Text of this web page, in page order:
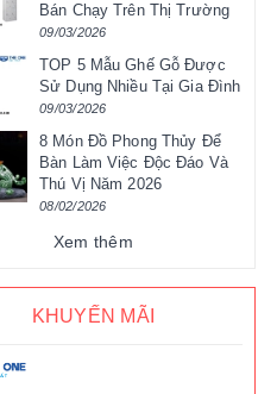
Bán Chạy Trên Thị Trường
09/03/2026
TOP 5 Mẫu Ghế Gỗ Được
Sử Dụng Nhiều Tại Gia Đình
09/03/2026
8 Món Đồ Phong Thủy Để
Bàn Làm Việc Độc Đáo Và
Thú Vị Năm 2026
08/02/2026
Xem thêm
KHUYẾN MÃI